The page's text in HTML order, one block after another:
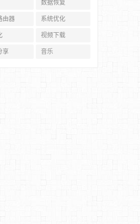
数据恢复
由器 系统优化
视频下载
享 音乐